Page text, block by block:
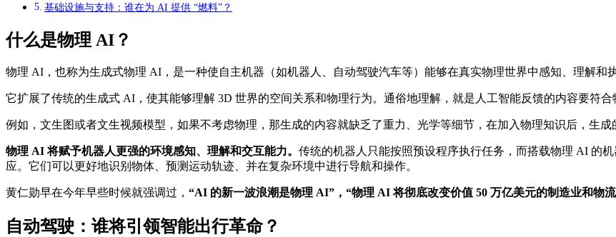
基础设施与支持：谁在为 AI 提供 “燃料”？
什么是物理 AI？
物理 AI，也称为生成式物理 AI，是一种使自主机器（如机器人、自动驾驶汽车等）能够在真实物理世界中感知、理解和
它扩展了传统的生成式 AI，使其能够理解 3D 世界的空间关系和物理行为。通俗地理解，就是人工智能反馈的内容要符合
例如，文生图或者文生视频模型，如果不考虑物理，那生成的内容就缺乏了重力、光学等细节，在加入物理知识后，生成
物理 AI 将赋予机器人更强的环境感知、理解和交互能力。 传统的机器人只能按照预设程序执行任务，而搭载物理 AI 的
应。它们可以更好地识别物体、预测运动轨迹、并在复杂环境中进行导航和操作。
黄仁勋早在今年早些时候就强调过， “AI 的新一波浪潮是物理 AI”，“物理 AI 将彻底改变价值 50 万亿美元的制造业和物流
自动驾驶：谁将引领智能出行革命？